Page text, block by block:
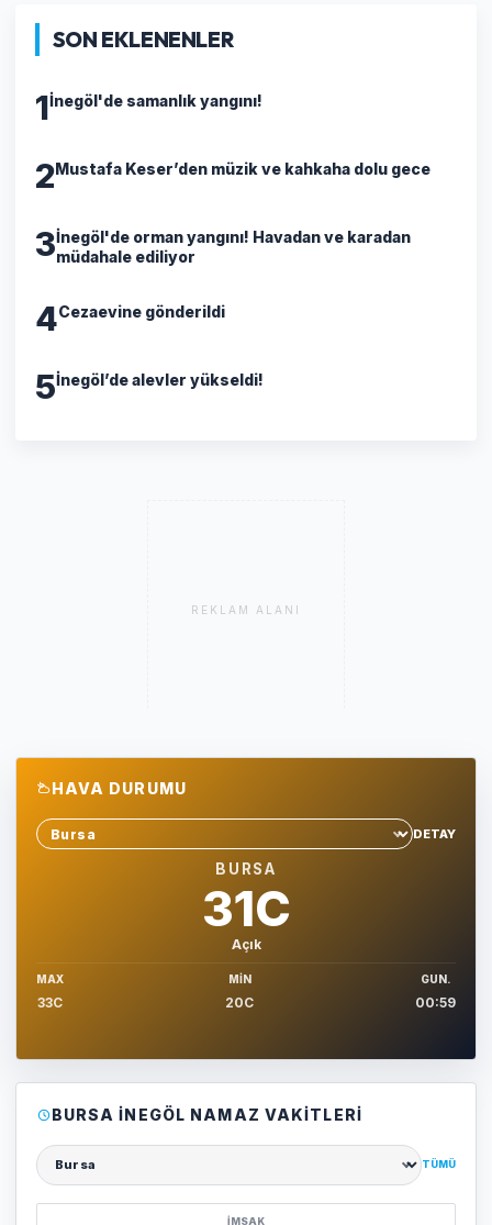
SON EKLENENLER
1İnegöl'de samanlık yangını!
2Mustafa Keser’den müzik ve kahkaha dolu gece
3İnegöl'de orman yangını! Havadan ve karadan
müdahale ediliyor
4Cezaevine gönderildi
5İnegöl’de alevler yükseldi!
REKLAM ALANI
HAVA DURUMU
Sehir sec
DETAY
BURSA
31C
Açık
MAX
33C
MIN
20C
GUN.
00:59
BURSA İNEGÖL NAMAZ VAKITLERI
Şehir seçin
TÜMÜ
İMSAK